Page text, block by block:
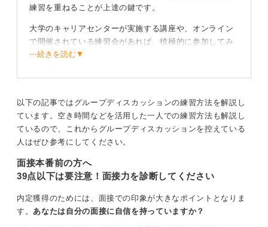
練習を重ねることが上達の鍵です。
大学のキャリアセンターが実施する講座や、オンライン
で開催されている練習会があれば、積極的に参加してみ
ましょう。
解説動画で客観視！ 議論の流れと要点を学ぼう
一方で、自分が参加者になると、議論を客観的にみるこ
とが難しくなるという側面もあります。
その点を補うためには、YouTubeなどで公開されている
⋯続きを読む▼
以下の記事ではグループディスカッションの練習方法を解説し
ています。空き時間などを活用した一人での練習方法も解説し
ているので、これからグループディスカッションを控えている
人はぜひ参考にしてください。
面接本番前の方へ
39点以下は要注意！面接力を診断してください
内定獲得のためには、面接での印象が大きなポイントとなりま
す。あなたは自分の面接に自信を持っていますか？